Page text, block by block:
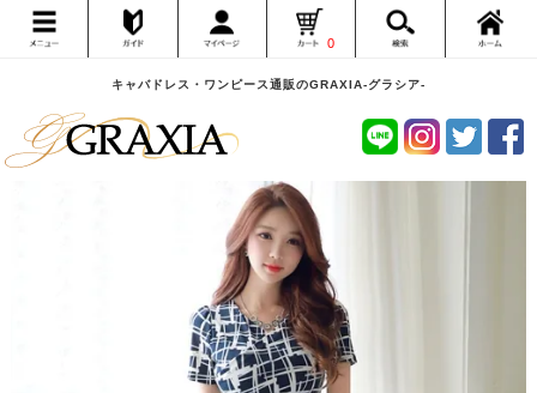
キャバドレス・ワンピース通販のGRAXIA-グラシア-
0